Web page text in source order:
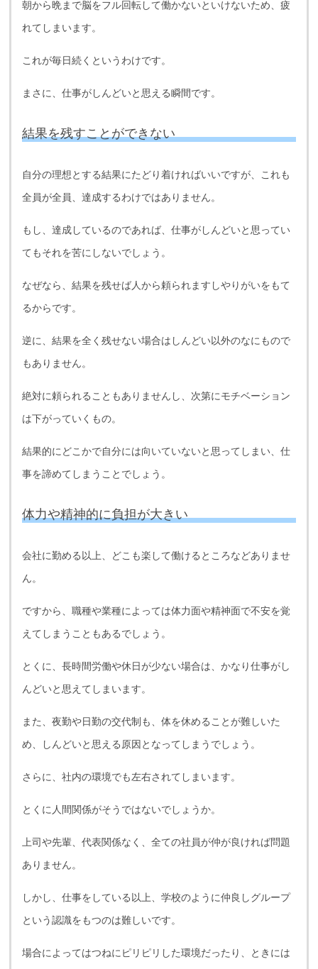
朝から晩まで脳をフル回転して働かないといけないため、疲
れてしまいます。
これが毎日続くというわけです。
まさに、仕事がしんどいと思える瞬間です。
結果を残すことができない
自分の理想とする結果にたどり着ければいいですが、これも
全員が全員、達成するわけではありません。
もし、達成しているのであれば、仕事がしんどいと思ってい
てもそれを苦にしないでしょう。
なぜなら、結果を残せば人から頼られますしやりがいをもて
るからです。
逆に、結果を全く残せない場合はしんどい以外のなにもので
もありません。
絶対に頼られることもありませんし、次第にモチベーション
は下がっていくもの。
結果的にどこかで自分には向いていないと思ってしまい、仕
事を諦めてしまうことでしょう。
体力や精神的に負担が大きい
会社に勤める以上、どこも楽して働けるところなどありませ
ん。
ですから、職種や業種によっては体力面や精神面で不安を覚
えてしまうこともあるでしょう。
とくに、長時間労働や休日が少ない場合は、かなり仕事がし
んどいと思えてしまいます。
また、夜勤や日勤の交代制も、体を休めることが難しいた
め、しんどいと思える原因となってしまうでしょう。
さらに、社内の環境でも左右されてしまいます。
とくに人間関係がそうではないでしょうか。
上司や先輩、代表関係なく、全ての社員が仲が良ければ問題
ありません。
しかし、仕事をしている以上、学校のように仲良しグループ
という認識をもつのは難しいです。
場合によってはつねにピリピリした環境だったり、ときには